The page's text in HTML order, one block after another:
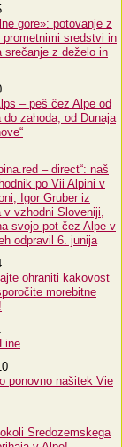
gore»: potovanje z
prometnimi sredstvi in
srečanje z deželo in
– peš čez Alpe od
do zahoda, od Dunaja
– direct“: naš
po Vii Alpini v
Igor Gruber iz
v vzhodni Sloveniji,
svojo pot čez Alpe v
odpravil 6. junija
ohraniti kakovost
morebitne
ponovno našitek Vie
Sredozemskega